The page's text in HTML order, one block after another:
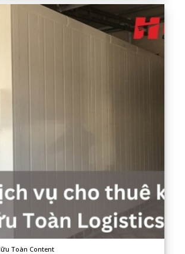
Toàn Content